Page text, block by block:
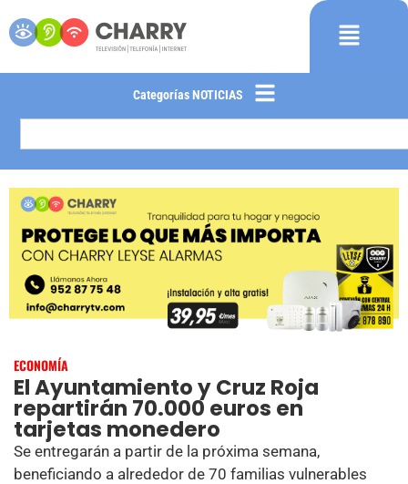
Categorías NOTICIAS
ECONOMÍA
El Ayuntamiento y Cruz Roja
repartirán 70.000 euros en
tarjetas monedero
Se entregarán a partir de la próxima semana,
beneficiando a alrededor de 70 familias vulnerables